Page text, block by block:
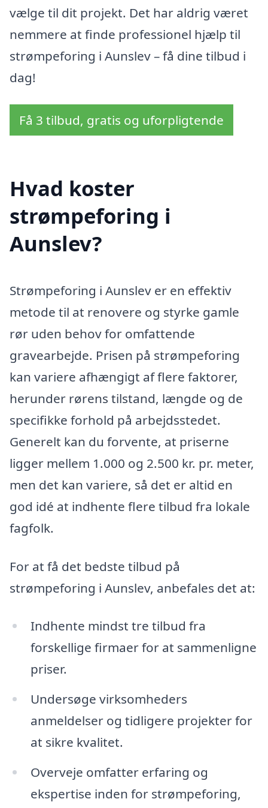
vælge til dit projekt. Det har aldrig været
nemmere at finde professionel hjælp til
strømpeforing i Aunslev – få dine tilbud i
dag!
Få 3 tilbud, gratis og uforpligtende
Hvad koster
strømpeforing i
Aunslev?
Strømpeforing i Aunslev er en effektiv
metode til at renovere og styrke gamle
rør uden behov for omfattende
gravearbejde. Prisen på strømpeforing
kan variere afhængigt af flere faktorer,
herunder rørens tilstand, længde og de
specifikke forhold på arbejdsstedet.
Generelt kan du forvente, at priserne
ligger mellem 1.000 og 2.500 kr. pr. meter,
men det kan variere, så det er altid en
god idé at indhente flere tilbud fra lokale
fagfolk.
For at få det bedste tilbud på
strømpeforing i Aunslev, anbefales det at:
Indhente mindst tre tilbud fra
forskellige firmaer for at sammenligne
priser.
Undersøge virksomheders
anmeldelser og tidligere projekter for
at sikre kvalitet.
Overveje omfatter erfaring og
ekspertise inden for strømpeforing,